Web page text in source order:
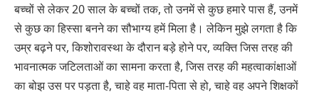
बच्चों से लेकर 20 साल के बच्चों तक, तो उनमें से कुछ हमारे पास हैं, उनमें
से कुछ का हिस्सा बनने का सौभाग्य हमें मिला है। लेकिन मुझे लगता है कि
उम्र बढ़ने पर, किशोरावस्था के दौरान बड़े होने पर, व्यक्ति जिस तरह की
भावनात्मक जटिलताओं का सामना करता है, जिस तरह की महत्वाकांक्षाओं
का बोझ उस पर पड़ता है, चाहे वह माता-पिता से हो, चाहे वह अपने शिक्षकों